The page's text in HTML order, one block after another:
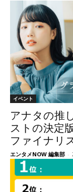
イベント
アナタの推
ストの決定
ファイナリ
エンタメNOW 編集部 -